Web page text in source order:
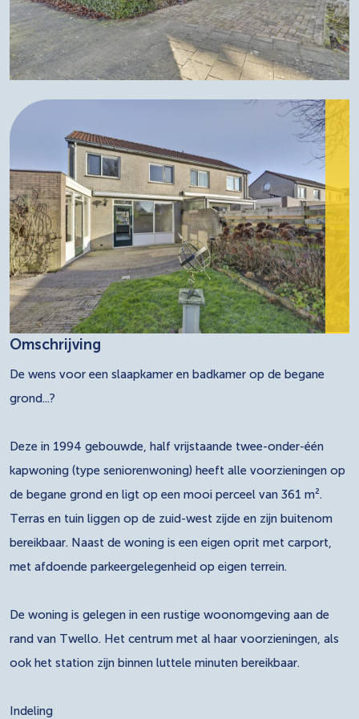
Omschrijving
De wens voor een slaapkamer en badkamer op de begane
grond...?
Deze in 1994 gebouwde, half vrijstaande twee-onder-één
kapwoning (type seniorenwoning) heeft alle voorzieningen op
de begane grond en ligt op een mooi perceel van 361 m².
Terras en tuin liggen op de zuid-west zijde en zijn buitenom
bereikbaar. Naast de woning is een eigen oprit met carport,
met afdoende parkeergelegenheid op eigen terrein.
De woning is gelegen in een rustige woonomgeving aan de
rand van Twello. Het centrum met al haar voorzieningen, als
ook het station zijn binnen luttele minuten bereikbaar.
Indeling